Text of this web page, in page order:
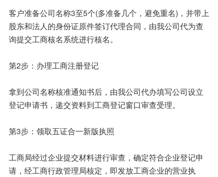
客户准备公司名称3至5个(多准备几个，避免重名)，并带上
股东和法人的身份证原件签订代理合同，由我公司代为查
询提交工商核名系统进行核名。
第2步：办理工商注册登记
拿到公司名称核准通知书后，由我公司代办填写公司设立
登记申请书，递交资料到工商登记窗口审查受理。
第3步：领取五证合一新版执照
工商局经过企业提交材料进行审查，确定符合企业登记申
请，经工商行政管理局核定，即发放工商企业的营业执